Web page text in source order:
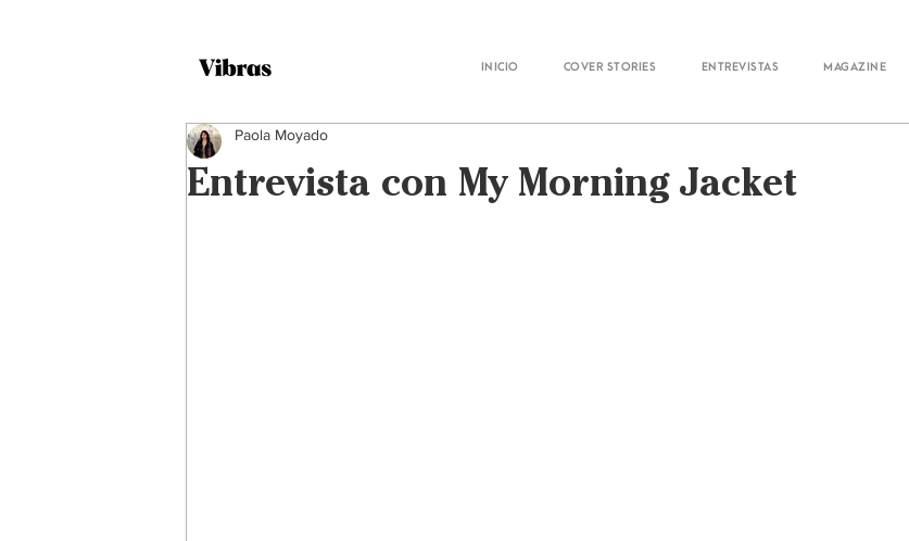
Inicio Cover Stories Entrevistas Magazine
Entrevista con My Morning Jacket
Paola Moyado